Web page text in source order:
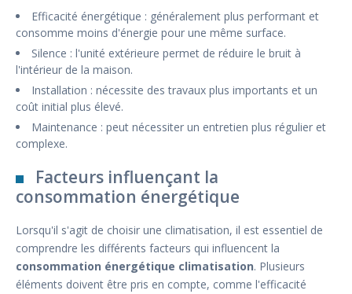
Efficacité énergétique : généralement plus performant et
consomme moins d'énergie pour une même surface.
Silence : l'unité extérieure permet de réduire le bruit à
l'intérieur de la maison.
Installation : nécessite des travaux plus importants et un
coût initial plus élevé.
Maintenance : peut nécessiter un entretien plus régulier et
complexe.
Facteurs influençant la
consommation énergétique
Lorsqu'il s'agit de choisir une climatisation, il est essentiel de
comprendre les différents facteurs qui influencent la
consommation énergétique climatisation. Plusieurs
éléments doivent être pris en compte, comme l'efficacité